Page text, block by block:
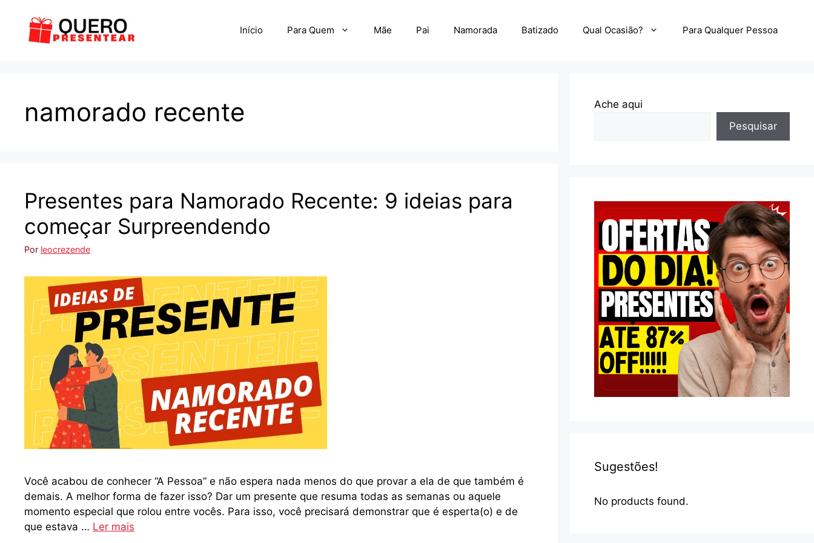
Início Para Quem Mãe Pai Namorada Batizado Qual Ocasião? Para Qualquer Pessoa
namorado recente
Presentes para Namorado Recente: 9 ideias para
começar Surpreendendo
Por leocrezende
Você acabou de conhecer “A Pessoa” e não espera nada menos do que provar a ela de que também é
demais. A melhor forma de fazer isso? Dar um presente que resuma todas as semanas ou aquele
momento especial que rolou entre vocês. Para isso, você precisará demonstrar que é esperta(o) e de
que estava … Ler mais
Ache aqui
Pesquisar
Sugestões!
No products found.